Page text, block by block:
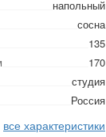
напольный
сосна
135
170
студия
Россия
все характеристики